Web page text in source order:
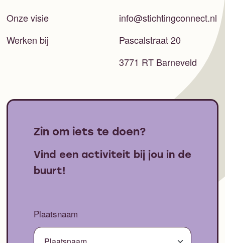
Onze visie
Werken bij
info@stichtingconnect.nl
Pascalstraat 20
3771 RT Barneveld
Zin om iets te doen?
Vind een activiteit bij jou in de
buurt!
Plaatsnaam